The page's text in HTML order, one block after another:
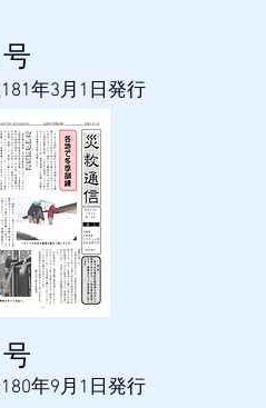
号
年3月1日発行
号
年9月1日発行